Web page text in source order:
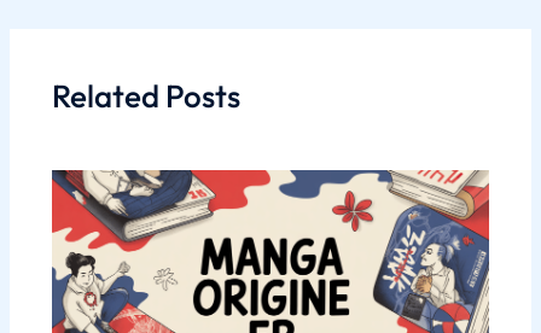
Related Posts